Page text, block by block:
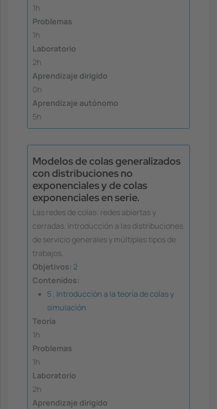
1h
Problemas
1h
Laboratorio
2h
Aprendizaje dirigido
0h
Aprendizaje autónomo
5h
Modelos de colas generalizados
con distribuciones no
exponenciales y de colas
exponenciales en serie.
Las redes de colas: redes abiertas y
cerradas. Introducción a las distribuciones
de servicio generales y múltiples tipos de
trabajos.
Objetivos: 2
Contenidos:
5 . Introducción a la teoría de colas y
simulación
Teoría
1h
Problemas
1h
Laboratorio
2h
Aprendizaje dirigido